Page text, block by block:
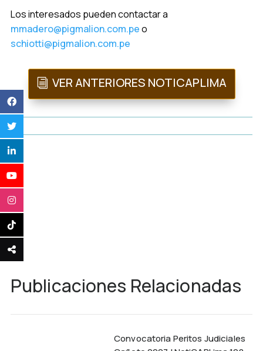
Los interesados pueden contactar a
mmadero@pigmalion.com.peo
schiotti@pigmalion.com.pe
VER ANTERIORES NOTICAPLIMA
Publicaciones Relacionadas
Convocatoria Peritos Judiciales